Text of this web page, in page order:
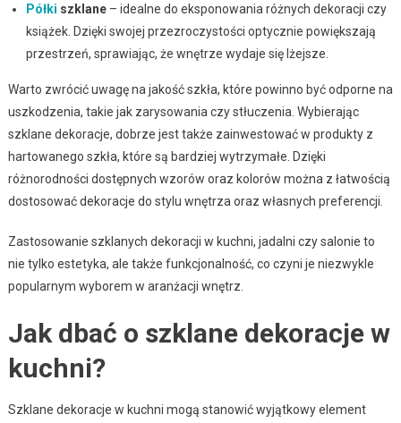
Półki szklane– idealne do eksponowania różnych dekoracji czy
książek. Dzięki swojej przezroczystości optycznie powiększają
przestrzeń, sprawiając, że wnętrze wydaje się lżejsze.
Warto zwrócić uwagę na jakość szkła, które powinno być odporne na
uszkodzenia, takie jak zarysowania czy stłuczenia. Wybierając
szklane dekoracje, dobrze jest także zainwestować w produkty z
hartowanego szkła, które są bardziej wytrzymałe. Dzięki
różnorodności dostępnych wzorów oraz kolorów można z łatwością
dostosować dekoracje do stylu wnętrza oraz własnych preferencji.
Zastosowanie szklanych dekoracji w kuchni, jadalni czy salonie to
nie tylko estetyka, ale także funkcjonalność, co czyni je niezwykle
popularnym wyborem w aranżacji wnętrz.
Jak dbać o szklane dekoracje w
kuchni?
Szklane dekoracje w kuchni mogą stanowić wyjątkowy element